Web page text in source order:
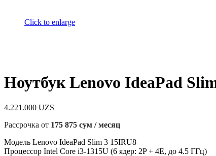
Click to enlarge
Ноутбук Lenovo IdeaPad
4.221.000 UZS
Рассрочка от 175 875 сум / месяц
Модель Lenovo IdeaPad Slim 3 15IRU8
Процессор Intel Core i3-1315U (6 ядер: 2P + 4E, до 4.5 ГГц)